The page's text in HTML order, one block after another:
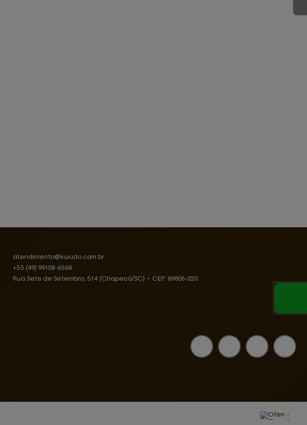
atendimento@ kuiudo.com.br
+55 (49) 99108-6568
Rua Sete de Setembro, 514 (Chapecó/SC) • CEP: 89806-020